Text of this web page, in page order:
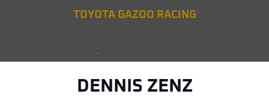
TOYOTA GAZOO RACING
DENNIS ZENZ